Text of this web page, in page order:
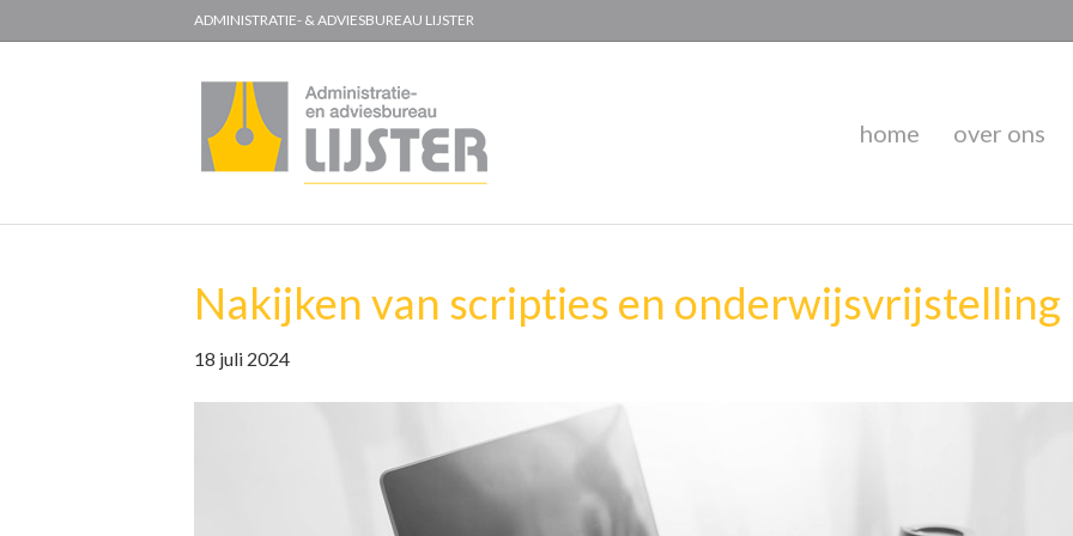
ADMINISTRATIE- & ADVIESBUREAU LIJSTER
home over ons
Nakijken van scripties en onderwijsvrijstelling
18 juli 2024